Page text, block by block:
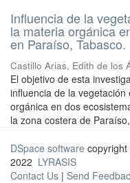
Influencia de la
la materia orgánica
en Paraíso, Tabasco.
Castillo Arias, Edith de los
El objetivo de esta
influencia de la
orgánica en dos
la zona costera de
DSpace software
2022 LYRASIS
Contact Us | Send